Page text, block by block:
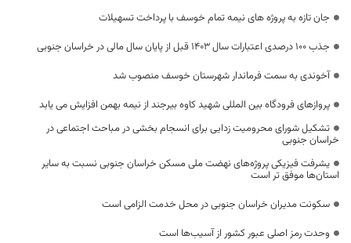
جان تازه به پروژه های نیمه تمام خوسف با پرداخت تسهیلات
جذب ۱۰۰ درصدی اعتبارات سال ۱۴۰۳ قبل از پایان سال مالی در خراسان جنوبی
آخوندی به سمت فرماندار شهرستان خوسف منصوب شد
پروازهای فرودگاه بین المللی شهید کاوه بیرجند از نیمه بهمن افزایش می یابد
تشکیل شورای محرومیت زدایی برای انسجام بخشی در مباحث اجتماعی در
خراسان جنوبی
یشرفت فیزیکی پروژه‌های نهضت ملی مسکن خراسان جنوبی نسبت به سایر
استان‌ها موفق تر است
سکونت مدیران خراسان جنوبی در محل خدمت الزامی است
وحدت رمز اصلی عبور کشور از آسیب‌ها است